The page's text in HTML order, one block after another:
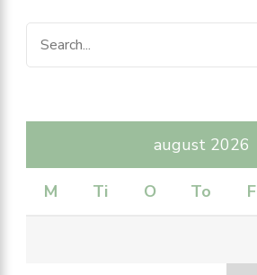
Search
for:
august 2026
M Ti O To F